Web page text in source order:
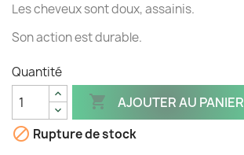
Les cheveux sont doux, assainis.
Son action est durable.
Quantité
 AJOUTER AU PANIER
 Rupture de stock